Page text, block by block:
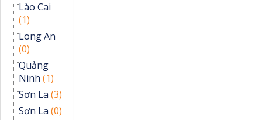
Lào Cai
(1)
Long An
(0)
Quảng
Ninh (1)
Sơn La (3)
Sơn La (0)